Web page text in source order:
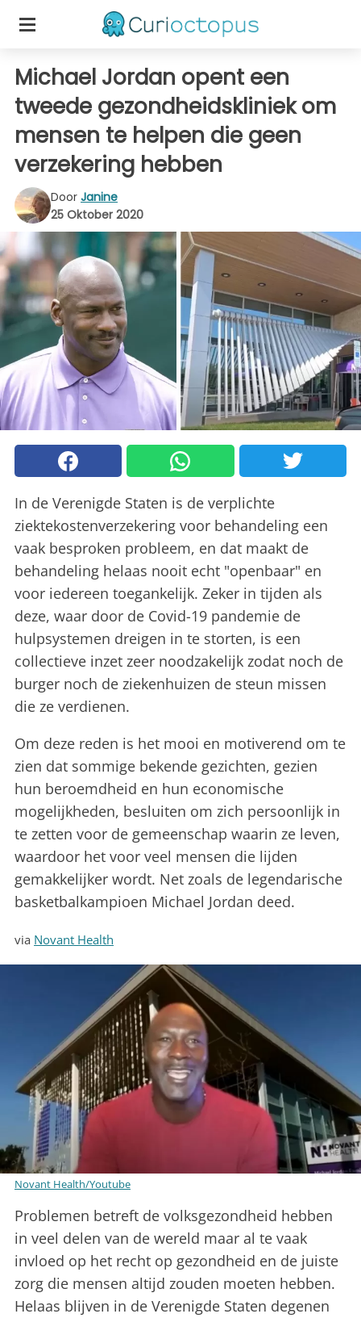
Michael Jordan opent een
tweede gezondheidskliniek om
mensen te helpen die geen
verzekering hebben
Door Janine
25 Oktober 2020
In de Verenigde Staten is de verplichte
ziektekostenverzekering voor behandeling een
vaak besproken probleem, en dat maakt de
behandeling helaas nooit echt "openbaar" en
voor iedereen toegankelijk. Zeker in tijden als
deze, waar door de Covid-19 pandemie de
hulpsystemen dreigen in te storten, is een
collectieve inzet zeer noodzakelijk zodat noch de
burger noch de ziekenhuizen de steun missen
die ze verdienen.
Om deze reden is het mooi en motiverend om te
zien dat sommige bekende gezichten, gezien
hun beroemdheid en hun economische
mogelijkheden, besluiten om zich persoonlijk in
te zetten voor de gemeenschap waarin ze leven,
waardoor het voor veel mensen die lijden
gemakkelijker wordt. Net zoals de legendarische
basketbalkampioen Michael Jordan deed.
via Novant Health
Novant Health/Youtube
Problemen betreft de volksgezondheid hebben
in veel delen van de wereld maar al te vaak
invloed op het recht op gezondheid en de juiste
zorg die mensen altijd zouden moeten hebben.
Helaas blijven in de Verenigde Staten degenen